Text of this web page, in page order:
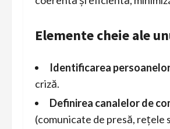
Elemente cheie ale
Identificarea
criză.
Definirea canalelor de
(comunicate de presă, rețele